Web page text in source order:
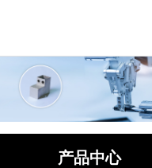
产品中心